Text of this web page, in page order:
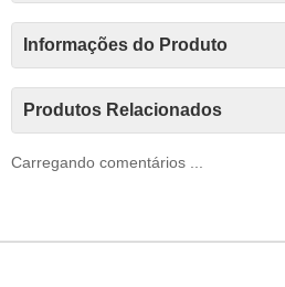
Informações do Produto
Produtos Relacionados
Carregando comentários ...